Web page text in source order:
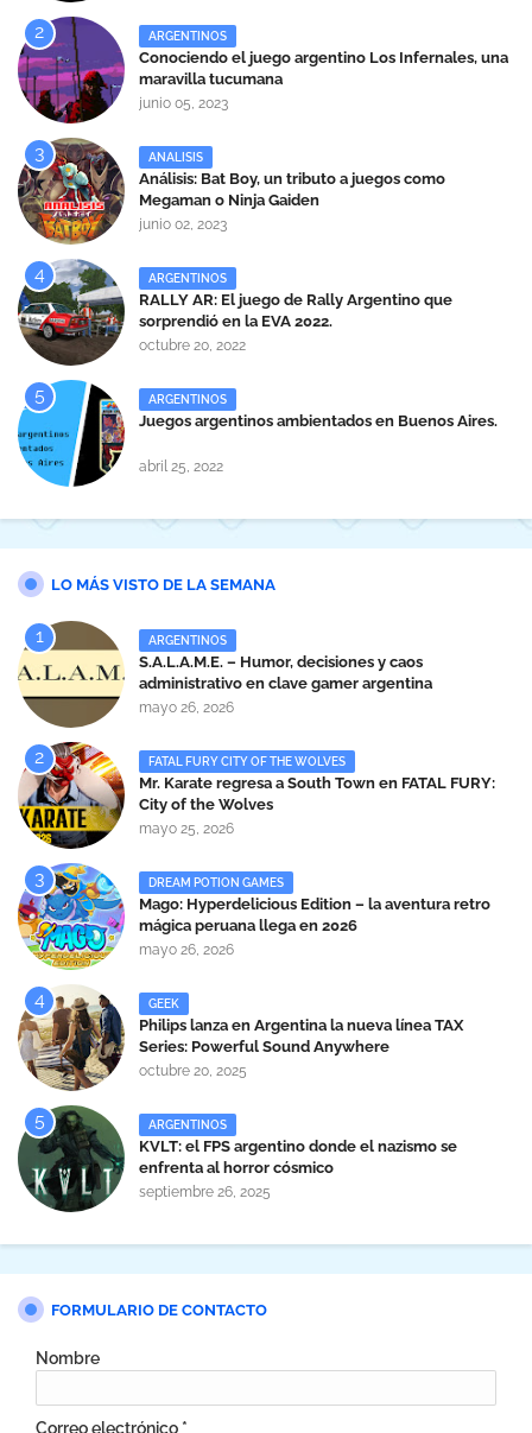
ARGENTINOS
Conociendo el juego argentino Los Infernales, una
maravilla tucumana
junio 05, 2023
ANALISIS
Análisis: Bat Boy, un tributo a juegos como
Megaman o Ninja Gaiden
junio 02, 2023
ARGENTINOS
RALLY AR: El juego de Rally Argentino que
sorprendió en la EVA 2022.
octubre 20, 2022
ARGENTINOS
Juegos argentinos ambientados en Buenos Aires.
abril 25, 2022
LO MÁS VISTO DE LA SEMANA
ARGENTINOS
S.A.L.A.M.E. – Humor, decisiones y caos
administrativo en clave gamer argentina
mayo 26, 2026
FATAL FURY CITY OF THE WOLVES
Mr. Karate regresa a South Town en FATAL FURY:
City of the Wolves
mayo 25, 2026
DREAM POTION GAMES
Mago: Hyperdelicious Edition – la aventura retro
mágica peruana llega en 2026
mayo 26, 2026
GEEK
Philips lanza en Argentina la nueva línea TAX
Series: Powerful Sound Anywhere
octubre 20, 2025
ARGENTINOS
KVLT: el FPS argentino donde el nazismo se
enfrenta al horror cósmico
septiembre 26, 2025
FORMULARIO DE CONTACTO
Nombre
Correo electrónico *